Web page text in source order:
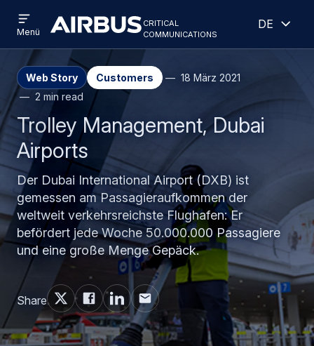
Direkt
zum
Inhalt
Skip
to
search
Criticalcommunications
critical
communications
menu
Menü
Deutsch
Web Story Customers
18 März 2021
2 min read
Trolley Management, Dubai
Airports
Der Dubai International Airport (DXB) ist
gemessen am Passagieraufkommen der
weltweit verkehrsreichste Flughafen: Er
befördert jede Woche 50.000.000 Passagiere
und eine große Menge Gepäck.
Share